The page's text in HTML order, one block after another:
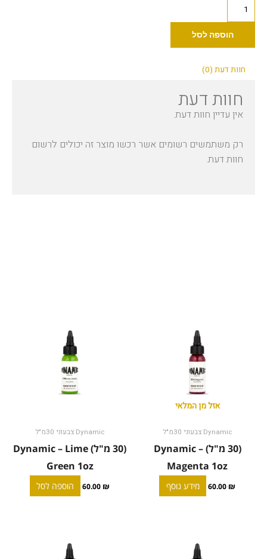
מ"ל)
Bright
Orange
הוספה לסל
חוות דעת (0)
חוות דעת
אין עדיין חוות דעת.
רק משתמשים רשומים אשר רכשו מוצר זה יכולים לרשום
חוות דעת.
אזל מן המלאי
Dynamic צבעוני 30מ"ל
(30 מ"ל) Dynamic –
Magenta 1oz
60.00 ₪ מידע נוסף
Dynamic צבעוני 30מ"ל
(30 מ"ל) Dynamic – Lime
Green 1oz
60.00 ₪ הוספה לסל